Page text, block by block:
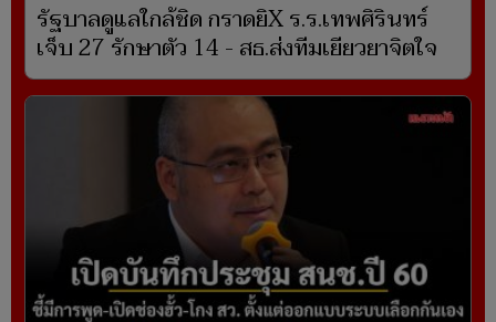
รัฐบาลดูแลใกล้ชิด กราดยิX ร.ร.เทพศิรินทร์
เจ็บ 27 รักษาตัว 14 - สธ.ส่งทีมเยียวยาจิตใจ